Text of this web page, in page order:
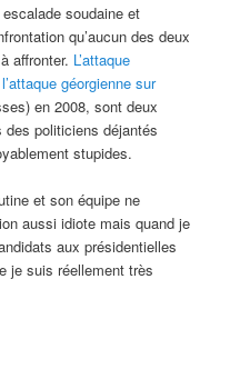
soudaine et
qu’aucun des deux
affronter. L’attaque
l’attaque géorgienne sur
en 2008, sont deux
des politiciens déjantés
stupides.
et son équipe ne
aussi idiote mais quand je
aux présidentielles
je suis réellement très